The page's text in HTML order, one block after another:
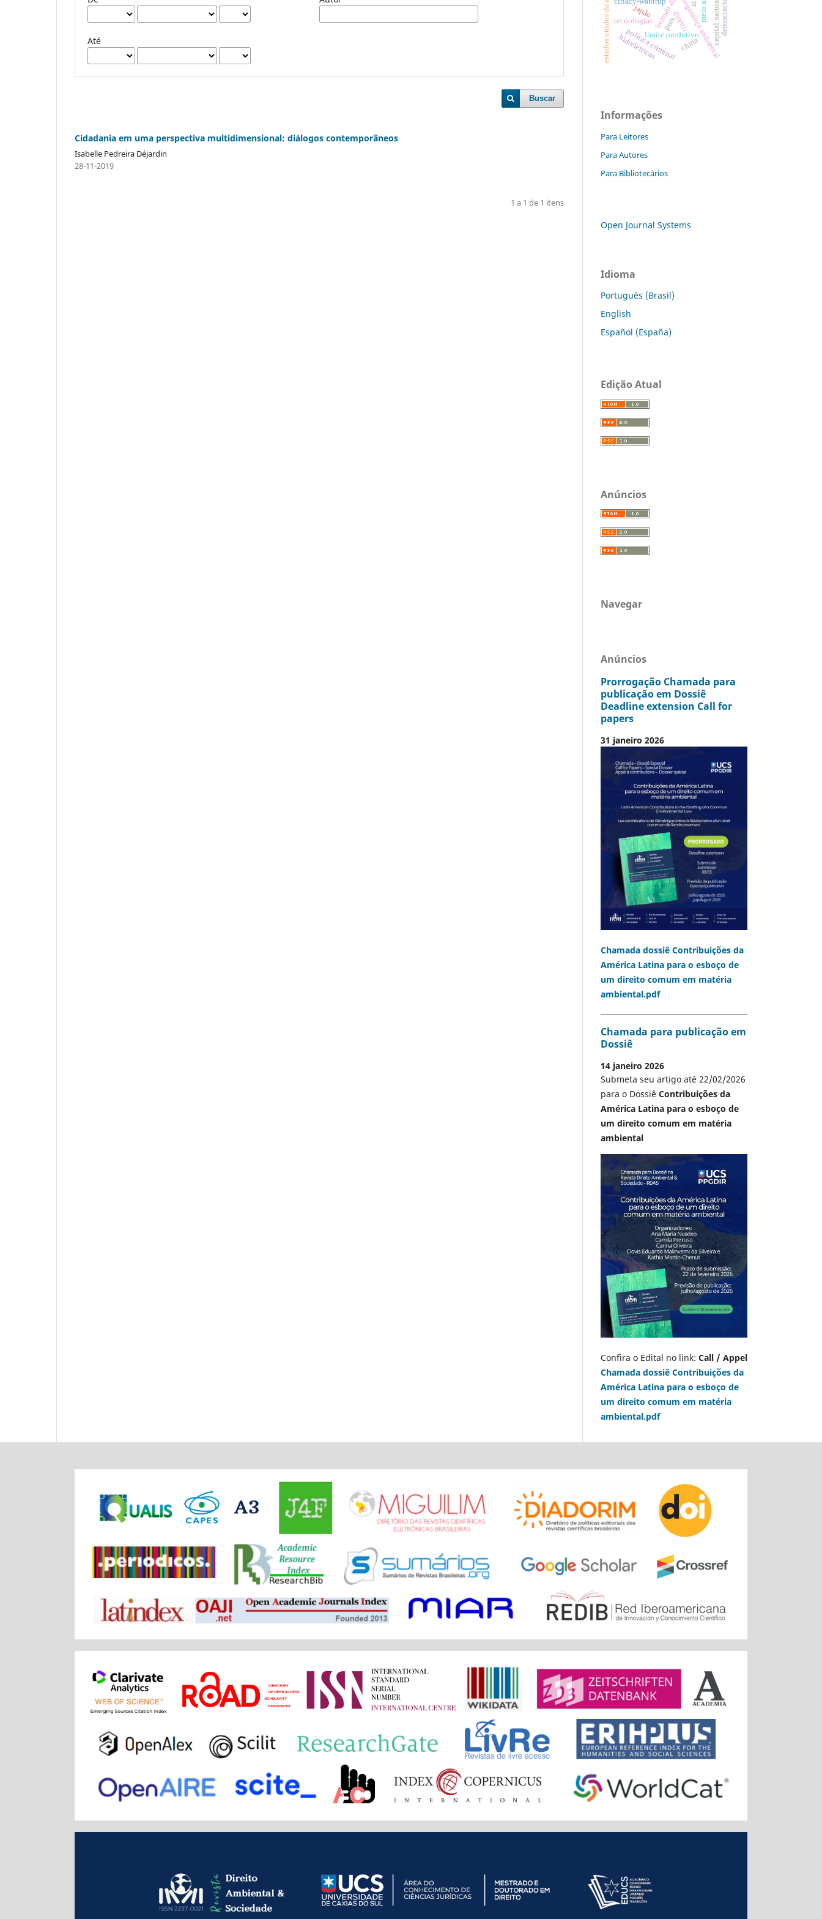
Até
Buscar
Cidadania em uma perspectiva multidimensional: diálogos contemporâneos
Isabelle Pedreira Déjardin
28-11-2019
1 a 1 de 1 itens
herman dalysegurança ambiental
limite produtivo capital natural
política criminal
estados unidos da américa japão direito
hidrelétricas
pnrs
china
tecnologias democracia
Informações
Para Leitores
Para Autores
Para Bibliotecários
Open Journal Systems
Idioma
Português (Brasil)
English
Español (España)
Edição Atual
Anúncios
Navegar
Anúncios
Prorrogação Chamada para
publicação em Dossiê
Deadline extension Call for
papers
31 janeiro 2026
Chamada dossiê Contribuições da
América Latina para o esboço de
um direito comum em matéria
ambiental.pdf
Chamada para publicação em
Dossiê
14 janeiro 2026
Submeta seu artigo até 22/02/2026
para o Dossiê Contribuições da
América Latina para o esboço de
um direito comum em matéria
ambiental
Confira o Edital no link: Call / Appel
Chamada dossiê Contribuições da
América Latina para o esboço de
um direito comum em matéria
ambiental.pdf